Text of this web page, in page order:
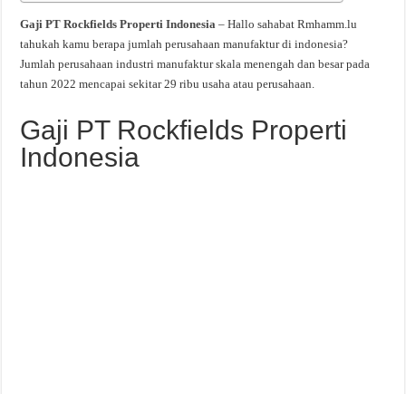
Gaji PT Rockfields Properti Indonesia – Hallo sahabat Rmhamm.lu
tahukah kamu berapa jumlah perusahaan manufaktur di indonesia?
Jumlah perusahaan industri manufaktur skala menengah dan besar pada
tahun 2022 mencapai sekitar 29 ribu usaha atau perusahaan.
Gaji PT Rockfields Properti
Indonesia